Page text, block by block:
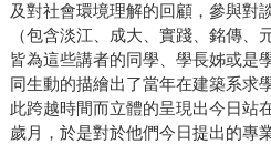
及對社會環境理解的回顧，參與對
（包含淡江、成大、實踐、銘傳、
皆為這些講者的同學、學長姊或是
同生動的描繪出了當年在建築系求
此跨越時間而立體的呈現出今日站
歲月，於是對於他們今日提出的專